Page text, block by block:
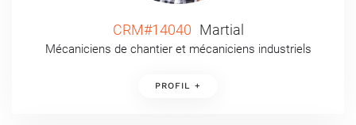
CRM#14040 Martial
Mécaniciens de chantier et mécaniciens industriels
PROFIL +